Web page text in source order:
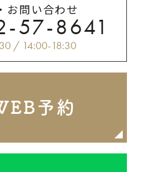
お問い合わせ
57-8641
/ 14:00-18:30
予約